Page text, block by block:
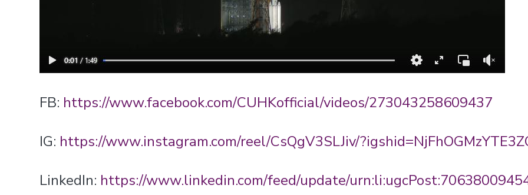
FB: https://www.facebook.com/CUHKofficial/videos/273043258609437
IG: https://www.instagram.com/reel/CsQgV3SLJiv/
LinkedIn: https://www.linkedin.com/feed/update/